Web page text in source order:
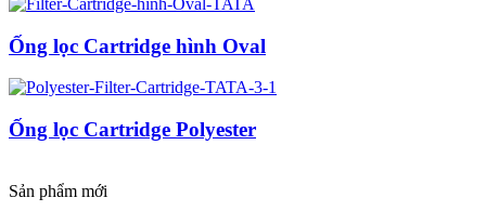
Ống lọc Cartridge hình Oval
Ống lọc Cartridge Polyester
Sản phẩm mới